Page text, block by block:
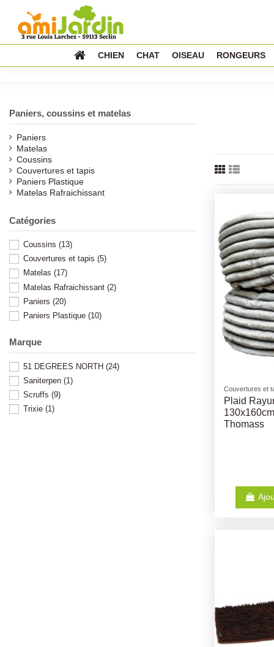
CHIEN CHAT OISEAU RONGEURS
Couvertures et
Plaid
Thomass
Paniers, coussins et matelas
Paniers
Matelas
Coussins
Couvertures et tapis
Paniers Plastique
Matelas Rafraichissant
Catégories
Coussins (13)
Couvertures et tapis (5)
Matelas (17)
Matelas Rafraichissant (2)
Paniers (20)
Paniers Plastique (10)
Marque
51 DEGREES NORTH (24)
Saniterpen (1)
Scruffs (9)
Trixie (1)